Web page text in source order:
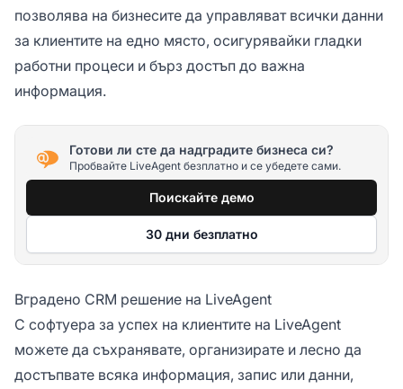
позволява на бизнесите да управляват всички данни
за клиентите на едно място, осигурявайки гладки
работни процеси и бърз достъп до важна
информация.
Готови ли сте да надградите бизнеса си?
Пробвайте LiveAgent безплатно и се убедете сами.
Поискайте демо
30 дни безплатно
Вградено CRM решение на LiveAgent
С софтуера за успех на клиентите на LiveAgent
можете да съхранявате, организирате и лесно да
достъпвате всяка информация, запис или данни,